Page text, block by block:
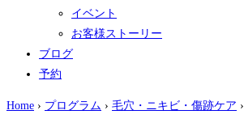
イベント
お客様ストーリー
ブログ
予約
Home › プログラム › 毛穴・ニキビ・傷跡ケア ›